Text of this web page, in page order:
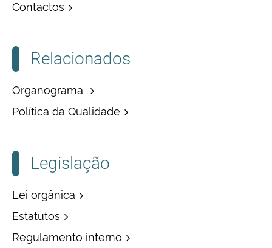
Contactos
Relacionados
Organograma
Política da Qualidade
Legislação
Lei orgânica
Estatutos
Regulamento interno